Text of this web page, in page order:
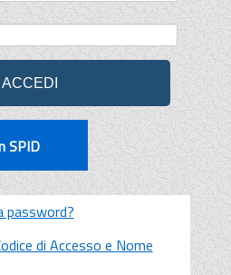
SPID
password?
di Accesso e Nome